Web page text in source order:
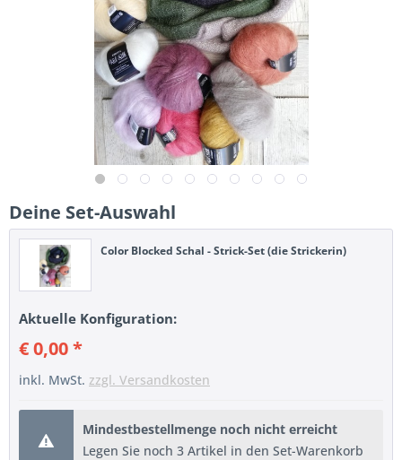
Deine Set-Auswahl
Color Blocked Schal - Strick-Set (die Strickerin)
Aktuelle Konfiguration:
€ 0,00 *
inkl. MwSt. zzgl. Versandkosten
Mindestbestellmenge noch nicht erreicht
Legen Sie noch 3 Artikel in den Set-Warenkorb